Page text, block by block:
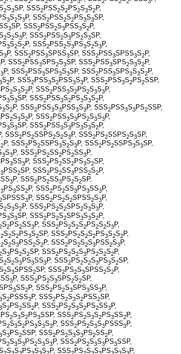
2S3SP, SSS2PSS2S2PS2S3S2P,
3S2S3P, SSS2PSS2S2PS3S3SP,
3SP, SSS2PSS2S3PSS3S2P,
2S2S3P, SSS2PSS2S3PS2S3SP,
3S2S2P, SSS2PSS2S3PS3S2S3P,
3P, SSS2PSS3SPSS3SP, SSS2PSS3SPSS3S2P,
P, SSS2PSS3SPS2S3SP, SSS2PSS3SPS2S3S2P,
3P, SSS2PSS3SPS3S3SP, SSS2PSS3SPS3S3S2P,
S2P, SSS2PSS3S2PSS3S3P, SSS2PSS3S2PS2SSP,
PS2S3S2P, SSS2PSS3S2PS2S3S3P,
3S3SP, SSS2PSS3S2PS3S3S2P,
3S2P, SSS2PSS3S3PSS3S3P, SSS2PSS3S3PS2SSP,
PS2S3S2P, SSS2PSS3S3PS2S3S3P,
3S3SP, SSS2PSS3S3PS3S3S2P,
SSS2PS2SSPS2S2S3P, SSS2PS2SSPS2S3SP,
2P, SSS2PS2SSPS3S2S3P, SSS2PS2SSPS3S3SP,
3S3P, SSS2PS2SS2PS2SS3P,
PS3SS3P, SSS2PS2SS2PS3S2SP,
3PSS2SP, SSS2PS2SS3PSS2S2P,
SS3P, SSS2PS2SS3PS2S2SP,
3PS3SS2P, SSS2PS2SS3PS3SS3P,
SPSSS3P, SSS2PS2S2SPSS2S3P,
2S3S2P, SSS2PS2S2SPS2S3S3P,
3S3SP, SSS2PS2S2SPS3S3S2P,
S2PS2SS3P, SSS2PS2S2S2PS2S2S3P,
2S2S2PS3S2SP, SSS2PS2S2S2PS3S2S2P,
2S2S3PSS2S2P, SSS2PS2S2S3PSS2S3P,
S3PS2S2SP, SSS2PS2S2S3PS2S2S2P,
2S2S3PS3SS3P, SSS2PS2S2S3PS3S2SP,
2S3SPSS2SP, SSS2PS2S3SPSS2S2P,
SS3P, SSS2PS2S3SPS2S2SP,
3SS2P, SSS2PS2S3SPS3SS3P,
S2PSSS3P, SSS2PS2S3S2PSS2SP,
S2PS2SS2P, SSS2PS2S3S2PS2SS3P,
PS2S3S2PS3SSP, SSS2PS2S3S2PS3SS2P,
2S3S2PS3S3S3P, SSS2PS2S3S3PSSS3P,
S3PS2SSP, SSS2PS2S3S3PS2SS2P,
2S3S3PS2S3S3P, SSS2PS2S3S3PS3SSP,
2S3S3PS3S3S2P, SSS2PS2S3S3PS3S3S3P,